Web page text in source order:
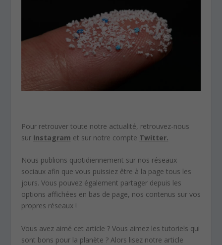
Pour retrouver toute notre actualité, retrouvez-nous
sur Instagram et sur notre compte Twitter.
Nous publions quotidiennement sur nos réseaux
sociaux afin que vous puissiez être à la page tous les
jours. Vous pouvez également partager depuis les
options affichées en bas de page, nos contenus sur vos
propres réseaux !
Vous avez aimé cet article ? Vous aimez les tutoriels qui
sont bons pour la planète ? Alors lisez notre article